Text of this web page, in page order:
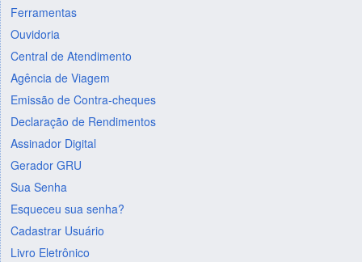
Ferramentas
Ouvidoria
Central de Atendimento
Agência de Viagem
Emissão de Contra-cheques
Declaração de Rendimentos
Assinador Digital
Gerador GRU
Sua Senha
Esqueceu sua senha?
Cadastrar Usuário
Livro Eletrônico